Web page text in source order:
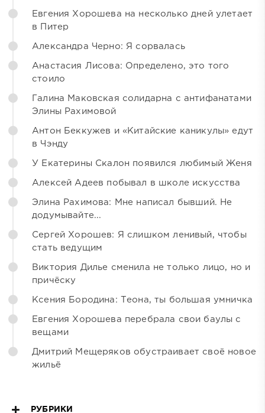
Евгения Хорошева на несколько дней улетает
в Питер
Александра Черно: Я сорвалась
Анастасия Лисова: Определено, это того
стоило
Галина Маковская солидарна с антифанатами
Элины Рахимовой
Антон Беккужев и «Китайские каникулы» едут
в Чэнду
У Екатерины Скалон появился любимый Женя
Алексей Адеев побывал в школе искусства
Элина Рахимова: Мне написал бывший. Не
додумывайте...
Сергей Хорошев: Я слишком ленивый, чтобы
стать ведущим
Виктория Дилье сменила не только лицо, но и
причёску
Ксения Бородина: Теона, ты большая умничка
Евгения Хорошева перебрала свои баулы с
вещами
Дмитрий Мещеряков обустраивает своё новое
жильё
РУБРИКИ